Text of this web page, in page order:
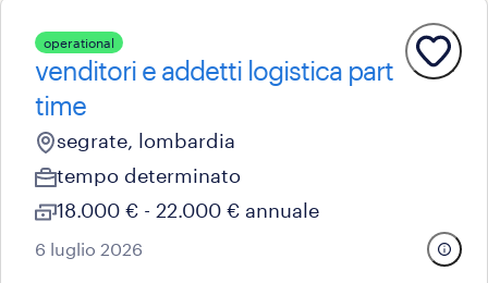
operational
venditori e addetti logistica part
time
segrate, lombardia
tempo determinato
18.000 € - 22.000 € annuale
6 luglio 2026